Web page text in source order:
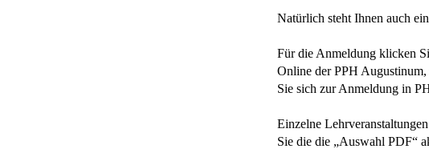
Natürlich steht Ihnen auch
Für die Anmeldung klicken
Online der PPH
Sie sich zur Anmeldung in
Einzelne
Sie die die „Auswahl PDF“